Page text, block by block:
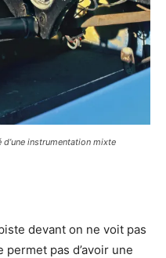
instrumentation mixte
devant on ne voit pas
pas d’avoir une